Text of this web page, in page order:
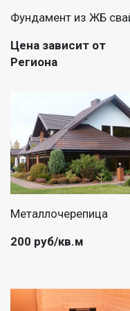
Фундамент из ЖБ
Цена зависит от
Региона
Металлочерепица
200 руб/кв.м